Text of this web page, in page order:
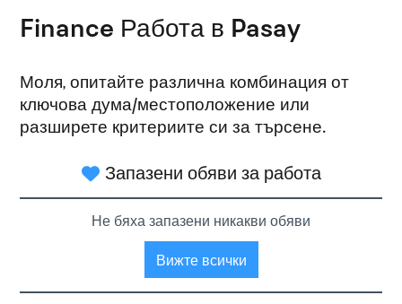
Finance Работа в Pasay
Моля, опитайте различна комбинация от
ключова дума/местоположение или
разширете критериите си за търсене.
Запазени обяви за работа
Не бяха запазени никакви обяви
Вижте всички